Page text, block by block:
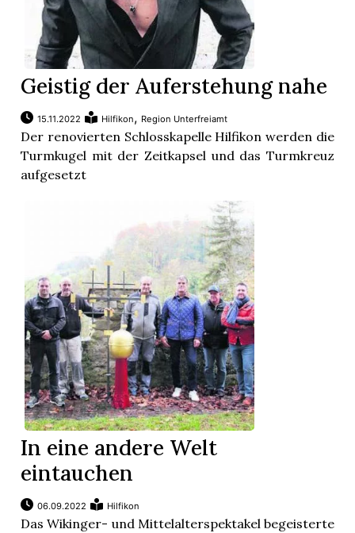
Geistig der Auferstehung nahe
15.11.2022 Hilfikon, Region Unterfreiamt
Der renovierten Schlosskapelle Hilfikon werden die
Turmkugel mit der Zeitkapsel und das Turmkreuz
aufgesetzt
In eine andere Welt
eintauchen
06.09.2022 Hilfikon
Das Wikinger- und Mittelalterspektakel begeisterte